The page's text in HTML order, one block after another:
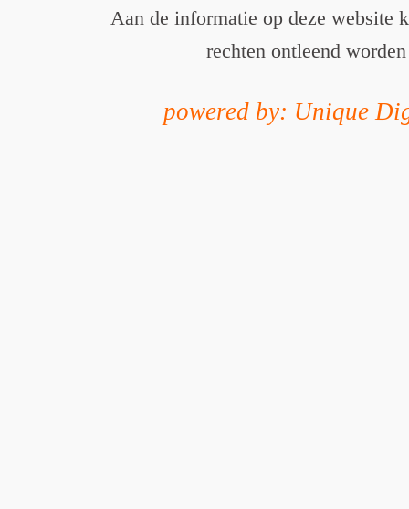
Aan de informatie op deze website
rechten ontleend worden
powered by: Unique